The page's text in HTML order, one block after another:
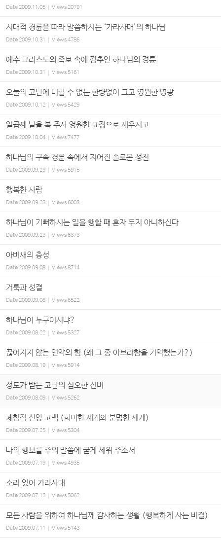
Date2009.11.05 Views20791
시대적 경륜을 따라 말씀하시는 ‘가라사대’의 하나님
Date2009.10.31 Views4786
예수 그리스도의 족보 속에 감추인 하나님의 경륜
Date2009.10.31 Views 5161
오늘의 고난에 비할 수 없는 한량없이 크고 영원한 영광
Date2009.10.12 Views 5429
일곱째 날을 복 주사 영원한 표징으로 세우시고
Date2009.10.04 Views7477
하나님의 구속 경륜 속에서 지어진 솔로몬 성전
Date2009.09.29 Views 5915
행복한 사람
Date2009.09.23 Views6003
하나님이 기뻐하시는 일을 행할 때 혼자 두지 아니하신다
Date2009.09.23 Views6373
아비새의 충성
Date2009.09.08 Views8714
거룩과 성결
Date2009.09.08 Views6522
하나님이 누구이시냐?
Date2009.08.22 Views 5327
끊어지지 않는 언약의 힘 (왜 그 종 아브라함을 기억했는가?)
Date2009.08.19 Views 5914
성도가 받는 고난의 심오한 신비
Date 2009.08.09 Views 5262
체험적 신앙 고백 (희미한 세계와 분명한 세계)
Date2009.07.25 Views 5304
나의 행보를 주의 말씀에 굳게 세워 주소서
Date2009.07.19 Views4935
소리 있어 가라사대
Date2009.07.12 Views 5062
모든 사람을 위하여 하나님께 감사하는 생활 (행복하게 사는 비결)
Date2009.07.11 Views 5143